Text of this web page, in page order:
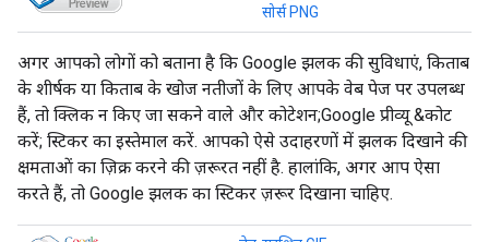
सोर्स PNG
अगर आपको लोगों को बताना है कि Google झलक की सुविधाएं, किताब
के शीर्षक या किताब के खोज नतीजों के लिए आपके वेब पेज पर उपलब्ध
हैं, तो क्लिक न किए जा सकने वाले और कोटेशन;Google प्रीव्यू &कोट
करें; स्टिकर का इस्तेमाल करें. आपको ऐसे उदाहरणों में झलक दिखाने की
क्षमताओं का ज़िक्र करने की ज़रूरत नहीं है. हालांकि, अगर आप ऐसा
करते हैं, तो Google झलक का स्टिकर ज़रूर दिखाना चाहिए.